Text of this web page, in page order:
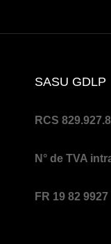
SASU GDLP
RCS
N° de TVA
FR 19 82 9927